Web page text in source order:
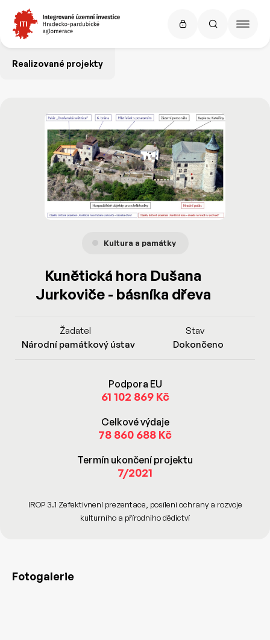
Realizované projekty
Kultura a památky
Kunětická hora Dušana
Jurkoviče - básníka dřeva
Žadatel
Národní památkový ústav
Stav
Dokončeno
Podpora EU
61 102 869 Kč
Celkové výdaje
78 860 688 Kč
Termín ukončení projektu
7/2021
IROP 3.1 Zefektivnení prezentace, posíleni ochrany a rozvoje
kulturního a přírodniho dědictví
Fotogalerie